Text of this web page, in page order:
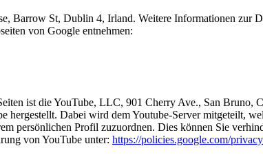
Barrow St, Dublin 4, Irland. Weitere Informationen zur
von Google entnehmen:
ist die YouTube, LLC, 901 Cherry Ave., San Bruno,
Dabei wird dem Youtube-Server mitgeteilt,
persönlichen Profil zuzuordnen. Dies können Sie
von YouTube unter: https://policies.google.com/privacy